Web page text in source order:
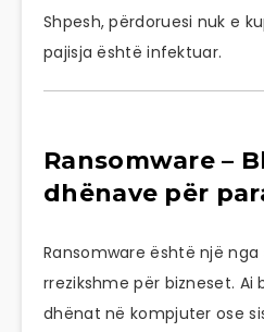
Shpesh, përdoruesi nuk e
pajisja është infektuar.
Ransomware –
dhënave për
Ransomware është një
rrezikshme për bizneset. Ai
dhënat në kompjuter ose